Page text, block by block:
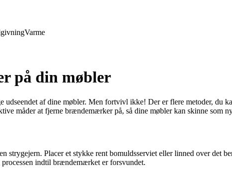
Varme
på din møbler
af dine møbler. Men fortvivl ikke! Der er flere metoder, du
måder at fjerne brændemærker på, så dine møbler kan skinne som
Placer et stykke rent bomuldsserviet eller linned over det
indtil brændemærket er forsvundet.